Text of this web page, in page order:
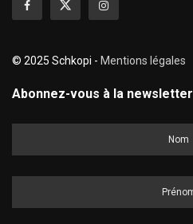
© 2025 Schkopi - Mentions légales
Abonnez-vous à la newsletter